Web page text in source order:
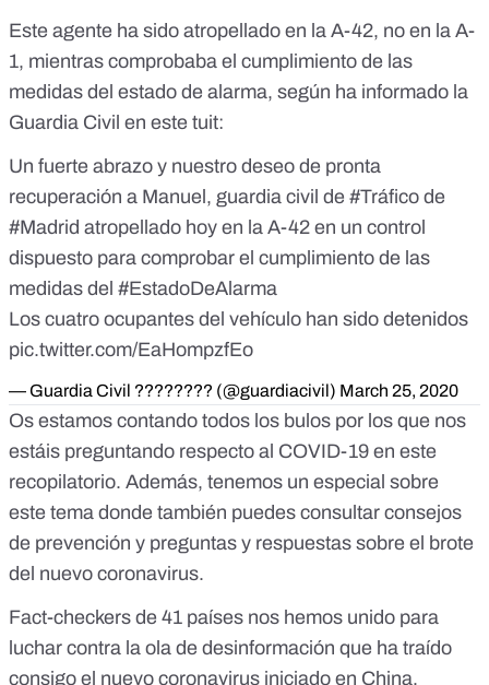
Este agente ha sido atropellado en la A-42, no en la A-
1, mientras comprobaba el cumplimiento de las
medidas del estado de alarma, según ha informado la
Guardia Civil en este tuit:
Un fuerte abrazo y nuestro deseo de pronta
recuperación a Manuel, guardia civil de #Tráfico de
#Madrid atropellado hoy en la A-42 en un control
dispuesto para comprobar el cumplimiento de las
medidas del #EstadoDeAlarma
Los cuatro ocupantes del vehículo han sido detenidos
pic.twitter.com/EaHompzfEo
— Guardia Civil ???????? (@guardiacivil) March 25, 2020
Os estamos contando todos los bulos por los que nos
estáis preguntando respecto al COVID-19 en este
recopilatorio. Además, tenemos un especial sobre
este tema donde también puedes consultar consejos
de prevención y preguntas y respuestas sobre el brote
del nuevo coronavirus.
Fact-checkers de 41 países nos hemos unido para
luchar contra la ola de desinformación que ha traído
consigo el nuevo coronavirus iniciado en China,